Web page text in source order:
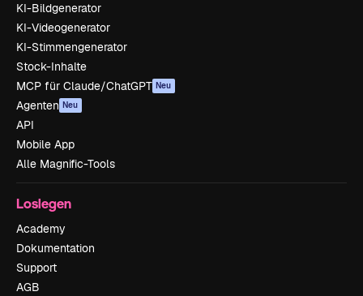
KI-Bildgenerator
KI-Videogenerator
KI-Stimmengenerator
Stock-Inhalte
MCP für Claude/ChatGPT Neu
Agenten Neu
API
Mobile App
Alle Magnific-Tools
Loslegen
Academy
Dokumentation
Support
AGB